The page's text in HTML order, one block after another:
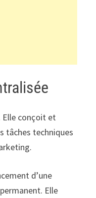
Elle conçoit et
tâches techniques
d’une
Elle